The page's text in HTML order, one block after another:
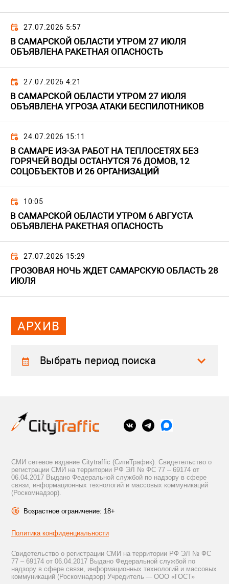
27.07.2026 5:57
В САМАРСКОЙ ОБЛАСТИ УТРОМ 27 ИЮЛЯ
ОБЪЯВЛЕНА РАКЕТНАЯ ОПАСНОСТЬ
27.07.2026 4:21
В САМАРСКОЙ ОБЛАСТИ УТРОМ 27 ИЮЛЯ
ОБЪЯВЛЕНА УГРОЗА АТАКИ БЕСПИЛОТНИКОВ
24.07.2026 15:11
В САМАРЕ ИЗ-ЗА РАБОТ НА ТЕПЛОСЕТЯХ БЕЗ
ГОРЯЧЕЙ ВОДЫ ОСТАНУТСЯ 76 ДОМОВ, 12
СОЦОБЪЕКТОВ И 26 ОРГАНИЗАЦИЙ
10:05
В САМАРСКОЙ ОБЛАСТИ УТРОМ 6 АВГУСТА
ОБЪЯВЛЕНА РАКЕТНАЯ ОПАСНОСТЬ
27.07.2026 15:29
ГРОЗОВАЯ НОЧЬ ЖДЕТ САМАРСКУЮ ОБЛАСТЬ 28
ИЮЛЯ
АРХИВ
Выбрать период поиска
СМИ сетевое издание Citytraffic (СитиТрафик). Свидетельство о
регистрации СМИ на территории РФ ЭЛ № ФС 77 – 69174 от
06.04.2017 Выдано Федеральной службой по надзору в сфере
связи, информационных технологий и массовых коммуникаций
(Роскомнадзор).
Возрастное ограничение: 18+
Политика конфиденциальности
Свидетельство о регистрации СМИ на территории РФ ЭЛ № ФС
77 – 69174 от 06.04.2017 Выдано Федеральной службой по
надзору в сфере связи, информационных технологий и массовых
коммуникаций (Роскомнадзор) Учредитель — ООО «ГОСТ»